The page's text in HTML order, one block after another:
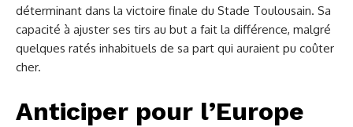
déterminant dans la victoire finale du Stade Toulousain. Sa
capacité à ajuster ses tirs au but a fait la différence, malgré
quelques ratés inhabituels de sa part qui auraient pu coûter
cher.
Anticiper pour l’Europe